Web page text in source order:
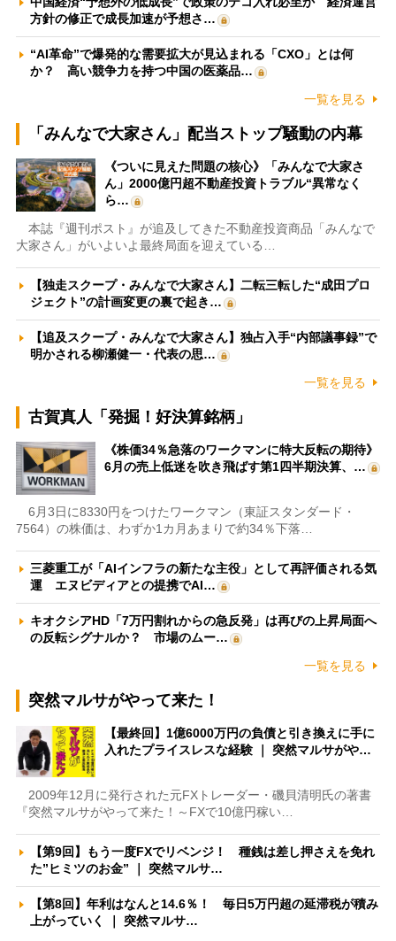
方針の修正で成長加速が予想さ…
“AI革命”で爆発的な需要拡大が見込まれる「CXO」とは何
か？ 高い競争力を持つ中国の医薬品…
一覧を見る
「みんなで大家さん」配当ストップ騒動の内幕
《ついに見えた問題の核心》「みんなで大家さ
ん」2000億円超不動産投資トラブル“異常なく
ら…
本誌『週刊ポスト』が追及してきた不動産投資商品「みんなで
大家さん」がいよいよ最終局面を迎えている…
【独走スクープ・みんなで大家さん】二転三転した“成田プロ
ジェクト”の計画変更の裏で起き…
【追及スクープ・みんなで大家さん】独占入手“内部議事録”で
明かされる柳瀬健一・代表の思…
一覧を見る
古賀真人「発掘！好決算銘柄」
《株価34％急落のワークマンに特大反転の期待》
6月の売上低迷を吹き飛ばす第1四半期決算、…
6月3日に8330円をつけたワークマン（東証スタンダード・
7564）の株価は、わずか1カ月あまりで約34％下落…
三菱重工が「AIインフラの新たな主役」として再評価される気
運 エヌビディアとの提携でAI…
キオクシアHD「7万円割れからの急反発」は再びの上昇局面へ
の反転シグナルか？ 市場のムー…
一覧を見る
突然マルサがやって来た！
【最終回】1億6000万円の負債と引き換えに手に
入れたプライスレスな経験 ｜ 突然マルサがや…
2009年12月に発行された元FXトレーダー・磯貝清明氏の著書
『突然マルサがやって来た！～FXで10億円稼い…
【第9回】もう一度FXでリベンジ！ 種銭は差し押さえを免れ
た”ヒミツのお金” ｜ 突然マルサ…
【第8回】年利はなんと14.6％！ 毎日5万円超の延滞税が積み
上がっていく ｜ 突然マルサ…